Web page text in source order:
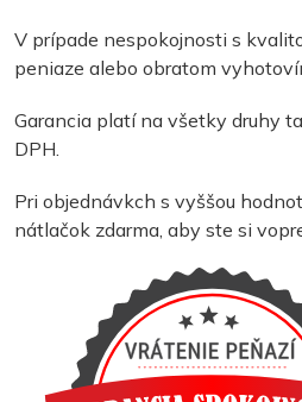
V prípade nespokojnosti s
peniaze alebo obratom
Garancia platí na všetky druhy
DPH.
Pri objednávkch s vyššou
nátlačok zdarma, aby ste si